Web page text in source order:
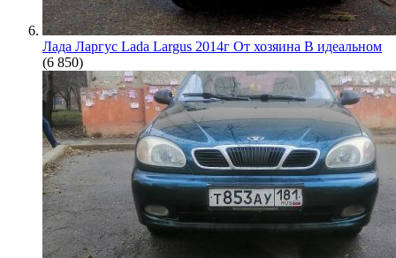
Лада Ларгус Lada Largus 2014г От хозяина В идеальном
(6 850)